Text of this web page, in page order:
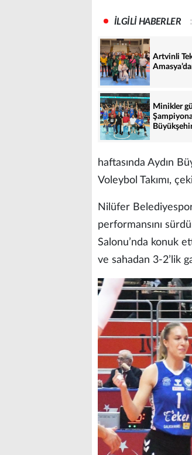
İLGİLİ HABERLER
Artvinli
Minikler
haftasında Aydın
Voleybol Takımı,
Nilüfer Belediyespor
performansını
Salonu’nda konuk
ve sahadan 3-2’lik